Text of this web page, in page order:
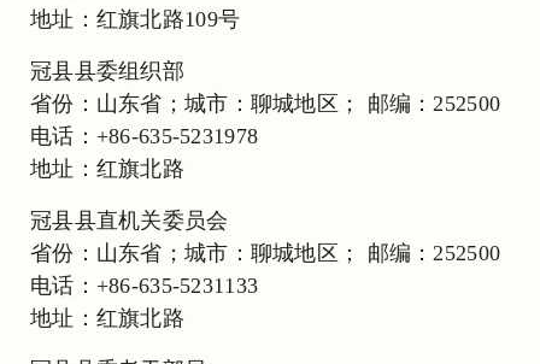
地址：红旗北路109号
冠县县委组织部
省份：山东省；城市：聊城地区； 邮编：252500
电话：+86-635-5231978
地址：红旗北路
冠县县直机关委员会
省份：山东省；城市：聊城地区； 邮编：252500
电话：+86-635-5231133
地址：红旗北路